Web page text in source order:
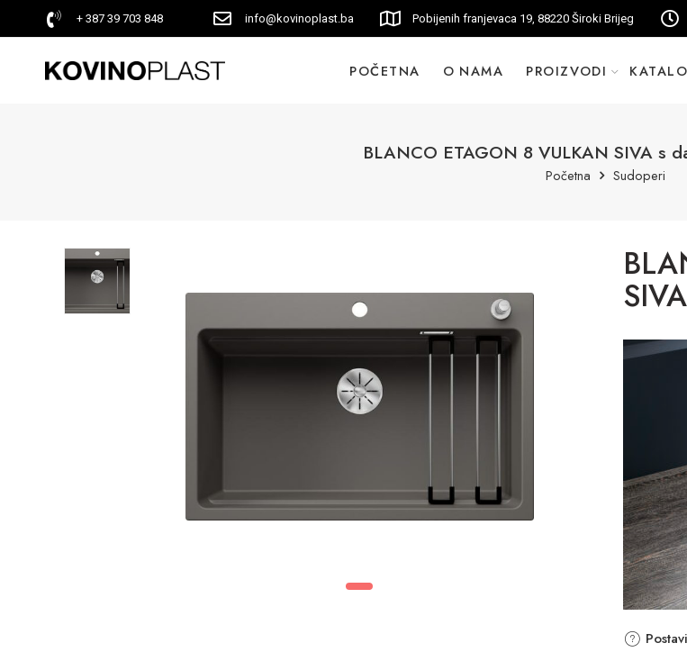
+ 387 39 703 848 info@kovinoplast.ba Pobijenih franjevaca 19, 88220 Široki Brijeg
POČETNA O NAMA PROIZVODI
BLANCO ETAGON 8 VULKAN SIVA s
Početna Sudoperi